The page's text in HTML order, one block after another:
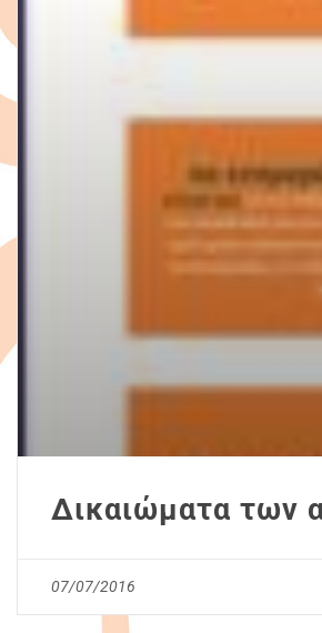
Δικαιώματα των
07/07/2016